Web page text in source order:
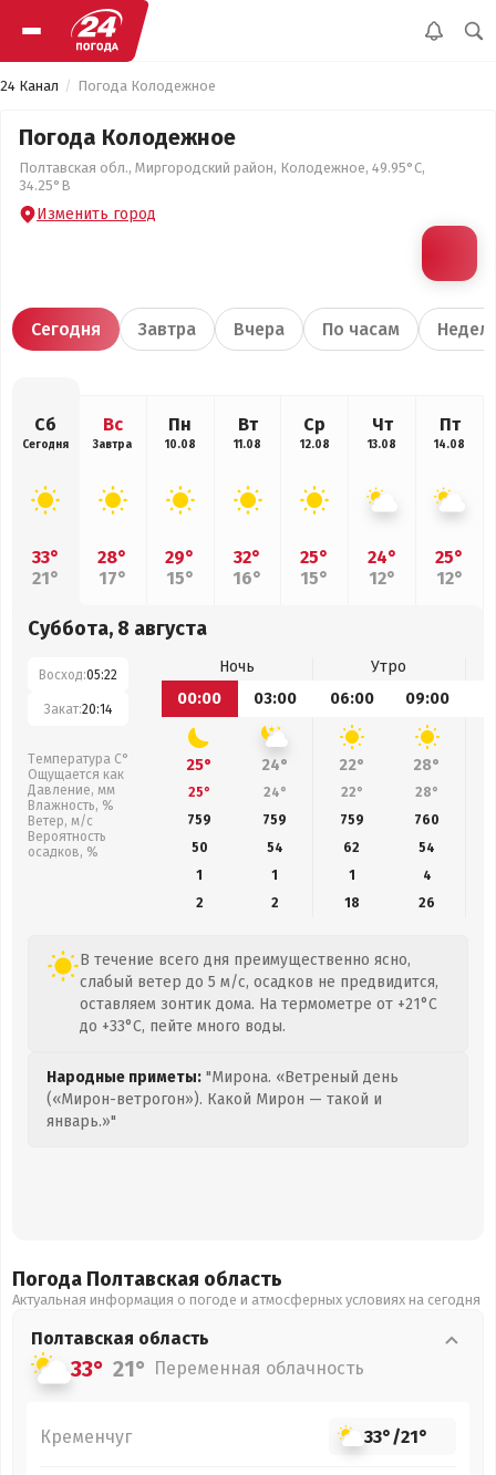
24 Канал Погода Колодежное
Погода Колодежное
Полтавская обл., Миргородский район, Колодежное, 49.95°С,
34.25°В
Изменить город
Сегодня Завтра Вчера По часам
Сб
Сегодня
33°
21°
Вс
Завтра
28°
17°
Пн
10.08
29°
15°
Вт
11.08
32°
16°
Ср
12.08
25°
15°
Чт
13.08
24°
12°
Пт
14.08
25°
12°
Суббота, 8 августа
Восход:05:22
Закат:20:14
Температура С°
Ощущается как
Давление, мм
Влажность, %
Ветер, м/с
Вероятность
осадков, %
Ночь
Утро
00:00
03:00 06:00 09:00
25° 24° 22° 28°
25° 24° 22° 28°
759
759 759 760
50
54 62 54
1
1 1
4
2
2 18 26
В течение всего дня преимущественно ясно,
слабый ветер до 5 м/с, осадков не предвидится,
оставляем зонтик дома. На термометре от +21°C
до +33°C, пейте много воды.
Народные приметы: "Мирона. «Ветреный день
(«Мирон-ветрогон»). Какой Мирон — такой и
январь.»"
Погода Полтавская область
Актуальная информация о погоде и атмосферных условиях на сегодня
Полтавская область
33° 21° Переменная облачность
Кременчуг 33°/21°